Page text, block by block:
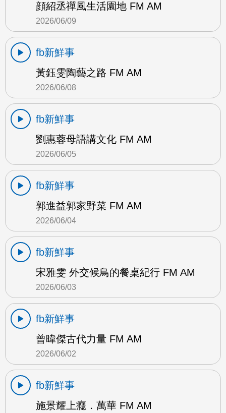
顔紹丞禪風生活園地 FM AM
2026/06/09
fb新鮮事
黃鈺雯陶藝之路 FM AM
2026/06/08
fb新鮮事
劉惠蓉母語講文化 FM AM
2026/06/05
fb新鮮事
郭進益郭家野菜 FM AM
2026/06/04
fb新鮮事
宋雅雯 外交候鳥的餐桌紀行 FM AM
2026/06/03
fb新鮮事
曾暐傑古代力量 FM AM
2026/06/02
fb新鮮事
施景耀上癮．萬華 FM AM